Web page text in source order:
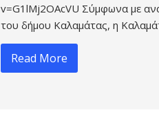
v=G1lMj2OAcVU Σύμφωνα με
του δήμου Καλαμάτας, η
Read More